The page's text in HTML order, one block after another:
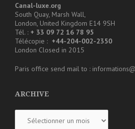
Canal-luxe.org
South Quay, Marsh Wall,
London, United Kingdom E14 9SH
Tél. : + 33 09 72 16 78 95
Télécopie : +44-204-002-2350
London Closed in 2015
Paris office send mail to :
ARCHIVE